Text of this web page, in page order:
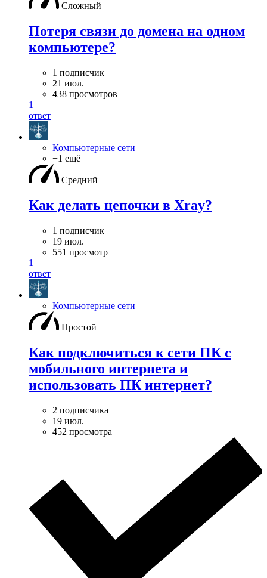
Сложный
Потеря связи до домена на одном
компьютере?
1 подписчик
21 июл.
438 просмотров
1
ответ
Компьютерные сети
+1 ещё
Средний
Как делать цепочки в Xray?
1 подписчик
19 июл.
551 просмотр
1
ответ
Компьютерные сети
Простой
Как подключиться к сети ПК с
мобильного интернета и
использовать ПК интернет?
2 подписчика
19 июл.
452 просмотра